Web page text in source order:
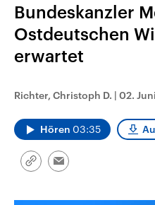
Landtagswahl Sachsen-
Alle Informationen
Sachsen-Anhalt wählt am 6.
Bundesland von einer
Bundeskanzler
Ostdeutschen
erwartet
Richter, Christoph D. | 02.
Hören 03:35
Link
Email